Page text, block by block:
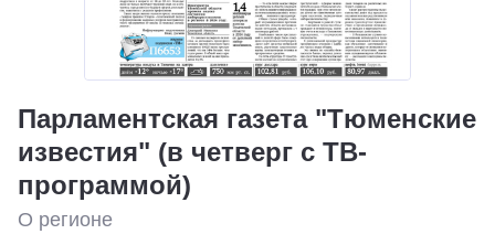
Парламентская газета "Тюменские
известия" (в четверг с ТВ-
программой)
О регионе